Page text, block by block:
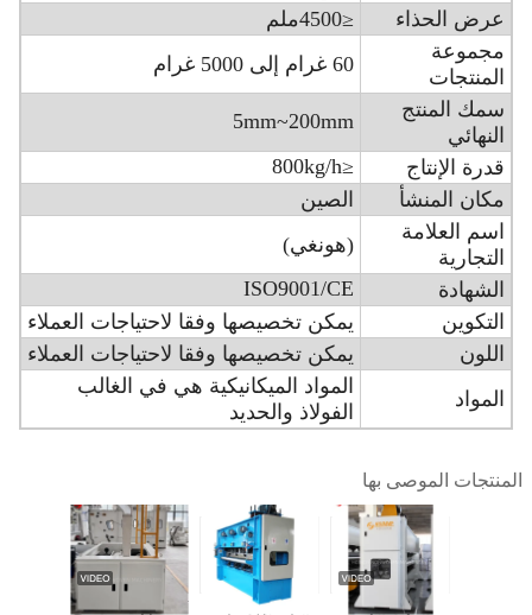
عرض الحذاء
≤4500ملم
مجموعة
المنتجات
60 غرام إلى 5000 غرام
سمك المنتج
النهائي
5mm~200mm
قدرة الإنتاج
≤800kg/h
مكان المنشأ
الصين
اسم العلامة
التجارية
(هونغي)
الشهادة
ISO9001/CE
التكوين
يمكن تخصيصها وفقا لاحتياجات العملاء
اللون
يمكن تخصيصها وفقا لاحتياجات العملاء
المواد
المواد الميكانيكية هي في الغالب
الفولاذ والحديد
المنتجات الموصى بها
آلة فتح رقيقة لألياف سبونليس محبوكة شعرت سرعة